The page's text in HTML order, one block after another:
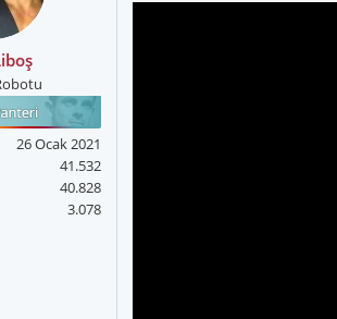
26 Ocak 2021
41.532
40.828
3.078